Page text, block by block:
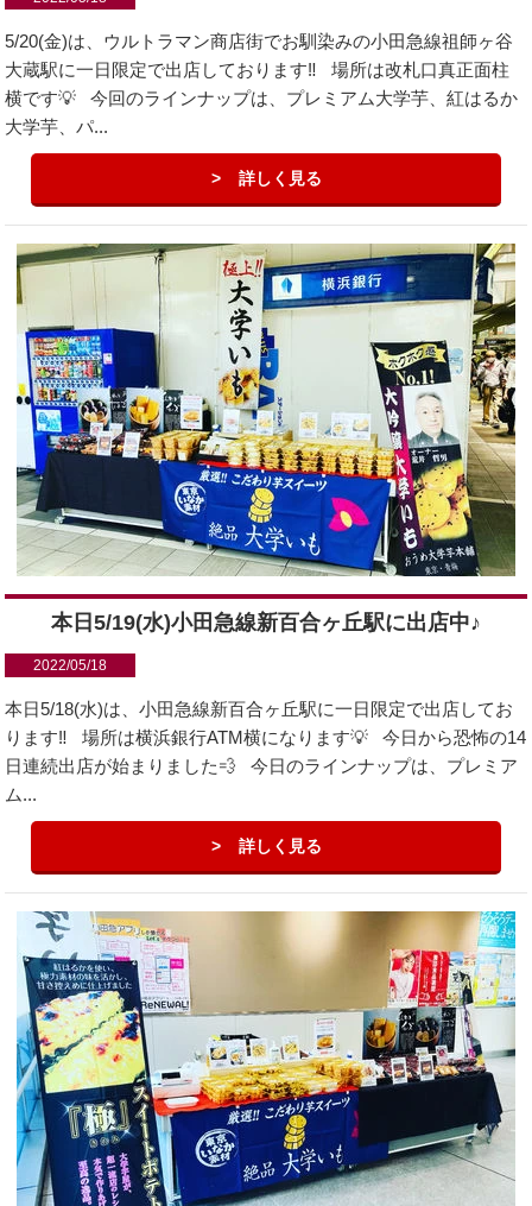
5/20(金)は、ウルトラマン商店街でお馴染みの小田急線祖師ヶ谷
大蔵駅に一日限定で出店しております‼️ 場所は改札口真正面柱
横です💡 今回のラインナップは、プレミアム大学芋、紅はるか
大学芋、パ...
詳しく見る
本日5/19(水)小田急線新百合ヶ丘駅に出店中♪
2022/05/18
本日5/18(水)は、小田急線新百合ヶ丘駅に一日限定で出店してお
ります‼️ 場所は横浜銀行ATM横になります💡 今日から恐怖の14
日連続出店が始まりました💨 今日のラインナップは、プレミア
ム...
詳しく見る